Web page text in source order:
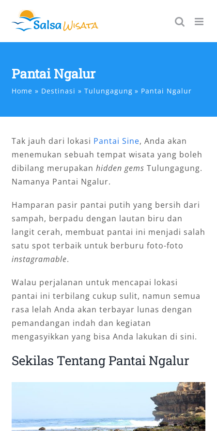
content
Pantai Ngalur
Home Destinasi Tulungagung Pantai Ngalur
Tak jauh dari lokasi Pantai Sine, Anda akan
menemukan sebuah tempat wisata yang boleh
dibilang merupakan hidden gems Tulungagung.
Namanya Pantai Ngalur.
Hamparan pasir pantai putih yang bersih dari
sampah, berpadu dengan lautan biru dan
langit cerah, membuat pantai ini menjadi salah
satu spot terbaik untuk berburu foto-foto
instagramable.
Walau perjalanan untuk mencapai lokasi
pantai ini terbilang cukup sulit, namun semua
rasa lelah Anda akan terbayar lunas dengan
pemandangan indah dan kegiatan
mengasyikkan yang bisa Anda lakukan di sini.
Sekilas Tentang Pantai Ngalur